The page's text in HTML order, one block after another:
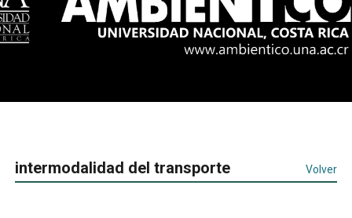
intermodalidad del transporte Volver